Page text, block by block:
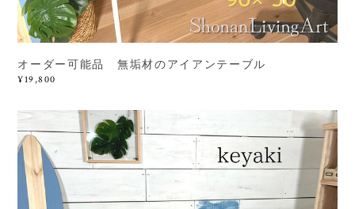
オーダー可能品 無垢材のアイアンテーブル
¥19,800